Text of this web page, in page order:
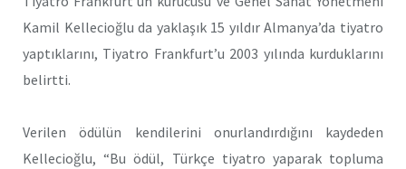
Kamil Kellecioğlu da yaklaşık 15 yıldır Almanya’da tiyatro
yaptıklarını, Tiyatro Frankfurt’u 2003 yılında kurduklarını
belirtti.
Verilen ödülün kendilerini onurlandırdığını kaydeden
Kellecioğlu, “Bu ödül, Türkçe tiyatro yaparak topluma